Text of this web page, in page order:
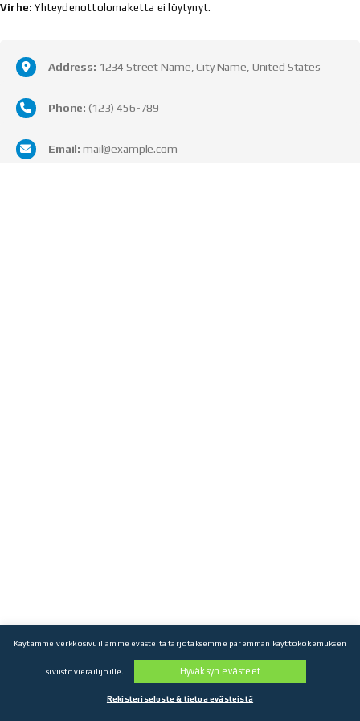
Virhe: Yhteydenottolomaketta ei löytynyt.
Address: 1234 Street Name, City Name, United States
Phone: (123) 456-789
Email: mail@example.com
Käytämme verkkosivuillamme evästeitä tarjotaksemme paremman käyttökokemuksen
sivustovierailijoille. Hyväksyn evästeet
Rekisteriseloste & tietoa evästeistä